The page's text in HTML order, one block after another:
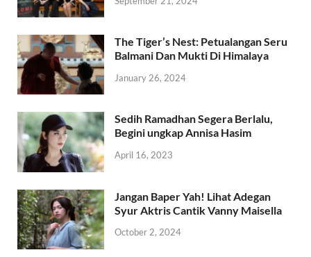
The Tiger’s Nest: Petualangan Seru
Balmani Dan Mukti Di Himalaya
January 26, 2024
Sedih Ramadhan Segera Berlalu,
Begini ungkap Annisa Hasim
April 16, 2023
Jangan Baper Yah! Lihat Adegan
Syur Aktris Cantik Vanny Maisella
October 2, 2024